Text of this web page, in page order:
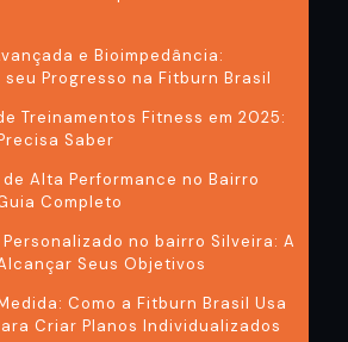
e Bioimpedância:
Progresso na Fitburn Brasil
Treinamentos Fitness em 2025:
Saber
Alta Performance no Bairro
Completo
no bairro Silveira: A
Seus Objetivos
Como a Fitburn Brasil Usa
Criar Planos Individualizados